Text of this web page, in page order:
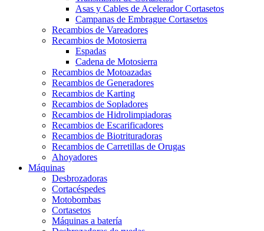
Asas y Cables de Acelerador Cortasetos
Campanas de Embrague Cortasetos
Recambios de Vareadores
Recambios de Motosierra
Espadas
Cadena de Motosierra
Recambios de Motoazadas
Recambios de Generadores
Recambios de Karting
Recambios de Sopladores
Recambios de Hidrolimpiadoras
Recambios de Escarificadores
Recambios de Biotrituradoras
Recambios de Carretillas de Orugas
Ahoyadores
Máquinas
Desbrozadoras
Cortacéspedes
Motobombas
Cortasetos
Máquinas a batería